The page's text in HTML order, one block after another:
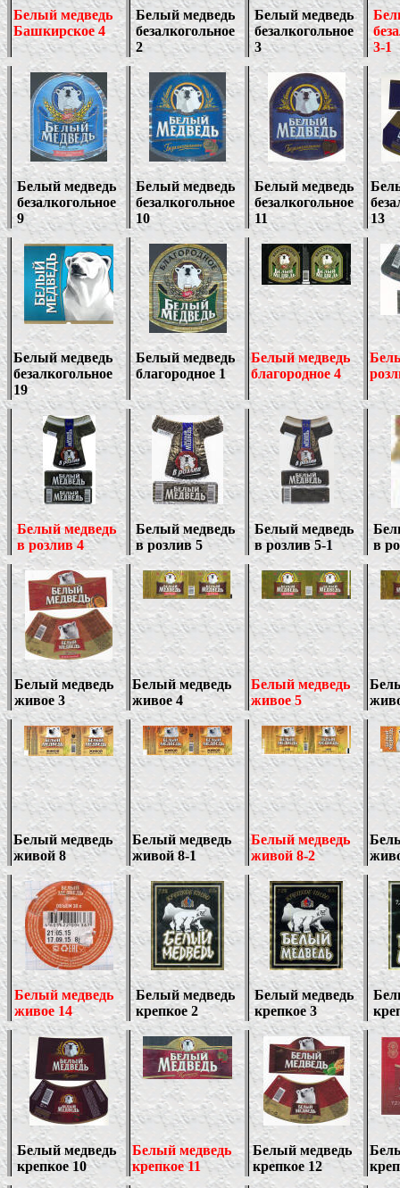
Белый медведь
Башкирское 4
Белый медведь
безалкогольное
2
Белый медведь
безалкогольное
3
3-1
Белый медведь
безалкогольное
9
Белый медведь
безалкогольное
10
Белый медведь
безалкогольное
11
13
Белый медведь
безалкогольное
19
Белый медведь
благородное 1
Белый медведь
благородное 4
Белый медведь
в розлив 4
Белый медведь
в розлив 5
Белый медведь
в розлив 5-1
в
Белый медведь
живое 3
Белый медведь
живое 4
Белый медведь
живое 5
Белый медведь
живой 8
Белый медведь
живой 8-1
Белый медведь
живой 8-2
Белый медведь
живое 14
Белый медведь
крепкое 2
Белый медведь
крепкое 3
Белый медведь
крепкое 10
Белый медведь
крепкое 11
Белый медведь
крепкое 12